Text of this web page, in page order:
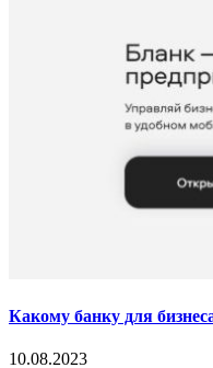
Какому банку для
10.08.2023